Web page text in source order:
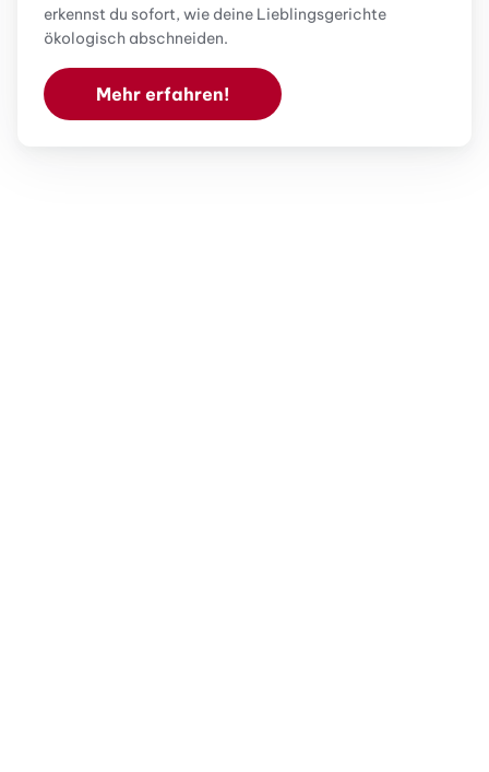
erkennst du sofort, wie deine Lieblingsgerichte
ökologisch abschneiden.
Mehr erfahren!